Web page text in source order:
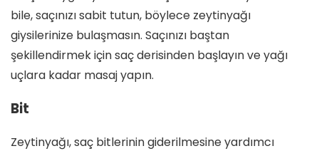
bile, saçınızı sabit tutun, böylece zeytinyağı
giysilerinize bulaşmasın. Saçınızı baştan
şekillendirmek için saç derisinden başlayın ve yağı
uçlara kadar masaj yapın.
Bit
Zeytinyağı, saç bitlerinin giderilmesine yardımcı